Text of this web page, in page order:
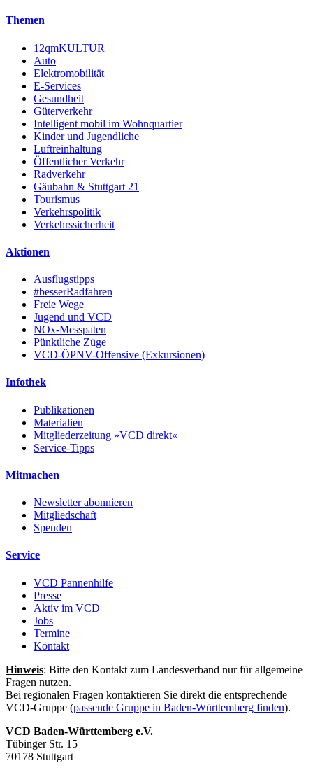
Themen
12qmKULTUR
Auto
Elektromobilität
E-Services
Gesundheit
Güterverkehr
Intelligent mobil im Wohnquartier
Kinder und Jugendliche
Luftreinhaltung
Öffentlicher Verkehr
Radverkehr
Gäubahn & Stuttgart 21
Tourismus
Verkehrspolitik
Verkehrssicherheit
Aktionen
Ausflugstipps
#besserRadfahren
Freie Wege
Jugend und VCD
NOx-Messpaten
Pünktliche Züge
VCD-ÖPNV-Offensive (Exkursionen)
Infothek
Publikationen
Materialien
Mitgliederzeitung »VCD direkt«
Service-Tipps
Mitmachen
Newsletter abonnieren
Mitgliedschaft
Spenden
Service
VCD Pannenhilfe
Presse
Aktiv im VCD
Jobs
Termine
Kontakt
Hinweis: Bitte den Kontakt zum Landesverband nur für allgemeine
Fragen nutzen.
Bei regionalen Fragen kontaktieren Sie direkt die entsprechende
VCD-Gruppe (passende Gruppe in Baden-Württemberg finden).
VCD Baden-Württemberg e.V.
Tübinger Str. 15
70178 Stuttgart